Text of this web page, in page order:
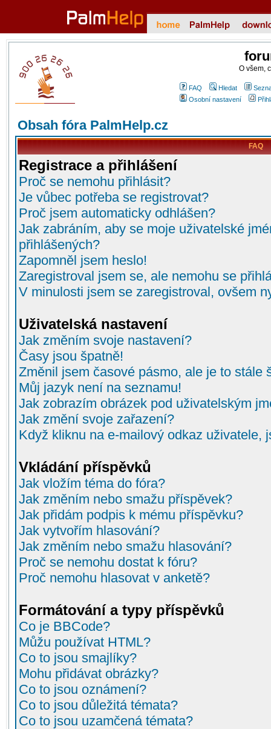
O všem,
FAQ Hledat
Osobní nastavení
Obsah fóra PalmHelp.cz
FAQ
Registrace a přihlášení
Proč se nemohu přihlásit?
Je vůbec potřeba se registrovat?
Proč jsem automaticky odhlášen?
Jak zabráním, aby se moje uživatelské
přihlášených?
Zapomněl jsem heslo!
Zaregistroval jsem se, ale nemohu se
V minulosti jsem se zaregistroval, ovšem
Uživatelská nastavení
Jak změním svoje nastavení?
Časy jsou špatně!
Změnil jsem časové pásmo, ale je to stále
Můj jazyk není na seznamu!
Jak zobrazím obrázek pod uživatelským
Jak změní svoje zařazení?
Když kliknu na e-mailový odkaz uživatele,
Vkládání příspěvků
Jak vložím téma do fóra?
Jak změním nebo smažu příspěvek?
Jak přidám podpis k mému příspěvku?
Jak vytvořím hlasování?
Jak změním nebo smažu hlasování?
Proč se nemohu dostat k fóru?
Proč nemohu hlasovat v anketě?
Formátování a typy příspěvků
Co je BBCode?
Můžu používat HTML?
Co to jsou smajlíky?
Mohu přidávat obrázky?
Co to jsou oznámení?
Co to jsou důležitá témata?
Co to jsou uzamčená témata?